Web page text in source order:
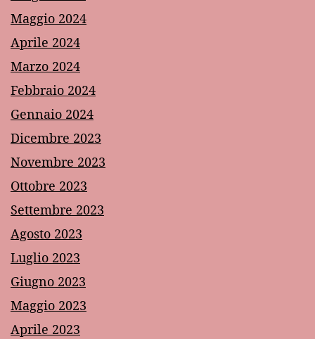
Maggio 2024
Aprile 2024
Marzo 2024
Febbraio 2024
Gennaio 2024
Dicembre 2023
Novembre 2023
Ottobre 2023
Settembre 2023
Agosto 2023
Luglio 2023
Giugno 2023
Maggio 2023
Aprile 2023